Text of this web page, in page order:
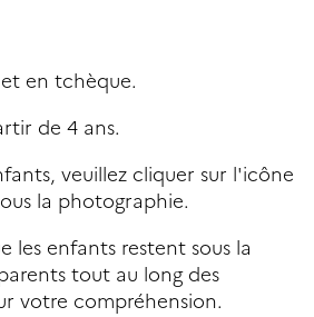
en tchèque.
de 4 ans.
veuillez cliquer sur l'icône
la photographie.
les enfants restent sous la
tout au long des
votre compréhension.